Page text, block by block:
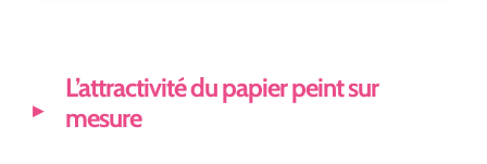
L’attractivité du papier peint sur
mesure